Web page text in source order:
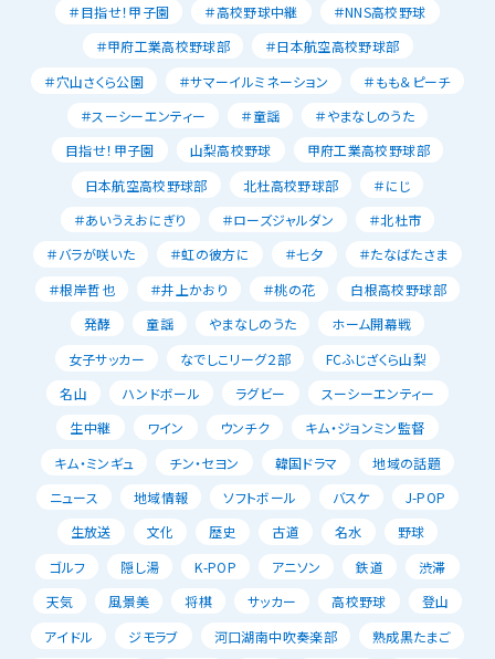
＃目指せ！甲子園
＃高校野球中継
＃NNS高校野球
＃甲府工業高校野球部
＃日本航空高校野球部
＃穴山さくら公園
＃サマーイルミネーション
＃もも＆ピーチ
＃スーシーエンティー
＃童謡
＃やまなしのうた
目指せ！甲子園
山梨高校野球
甲府工業高校野球部
日本航空高校野球部
北杜高校野球部
＃にじ
＃あいうえおにぎり
＃ローズジャルダン
＃北杜市
＃バラが咲いた
＃虹の彼方に ＃七夕
＃たなばたさま
＃根岸哲也
＃井上かおり ＃桃の花
白根高校野球部
発酵
童謡 やまなしのうた
ホーム開幕戦
女子サッカー
なでしこリーグ２部
FCふじざくら山梨
名山
ハンドボール ラグビー
スーシーエンティー
生中継
ワイン ウンチク
キム・ジョンミン監督
キム・ミンギュ
チン・セヨン 韓国ドラマ
地域の話題
ニュース
地域情報 ソフトボール バスケ
J-POP
生放送
文化 歴史 古道 名水
野球
ゴルフ
隠し湯 K-POP アニソン 鉄道
渋滞
天気
風景美 将棋 サッカー 高校野球
登山
アイドル
ジモラブ 河口湖南中吹奏楽部
熟成黒たまご